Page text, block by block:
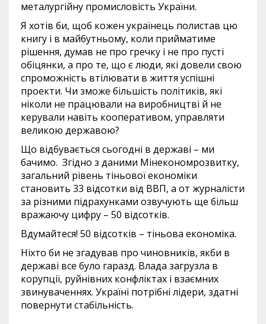
металургійну промисловість України.
Я хотів би, щоб кожен українець полистав цю
книгу і в майбутньому, коли прийматиме
рішення, думав не про гречку і не про пусті
обіцянки, а про те, що є люди, які довели свою
спроможність втілювати в життя успішні
проекти. Чи зможе більшість політиків, які
ніколи не працювали на виробництві й не
керували навіть кооперативом, управляти
великою державою?
Що відбувається сьогодні в державі – ми
бачимо. Згідно з даними Мінекономрозвитку,
загальний рівень тіньової економіки
становить 33 відсотки від ВВП, а от журналісти
за різними підрахунками озвучують ще більш
вражаючу цифру – 50 відсотків.
Вдумайтеся! 50 відсотків – тіньова економіка.
Ніхто би не згадував про чиновників, якби в
державі все було гаразд. Влада загрузла в
корупції, руйнівних конфліктах і взаємних
звинуваченнях. Україні потрібні лідери, здатні
повернути стабільність.